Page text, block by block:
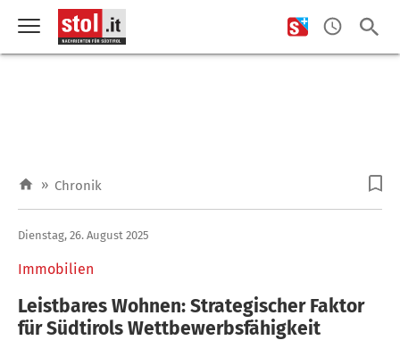
» Chronik
Immobilien
Dienstag, 26. August 2025
Leistbares Wohnen: Strategischer Faktor
für Südtirols Wettbewerbsfähigkeit